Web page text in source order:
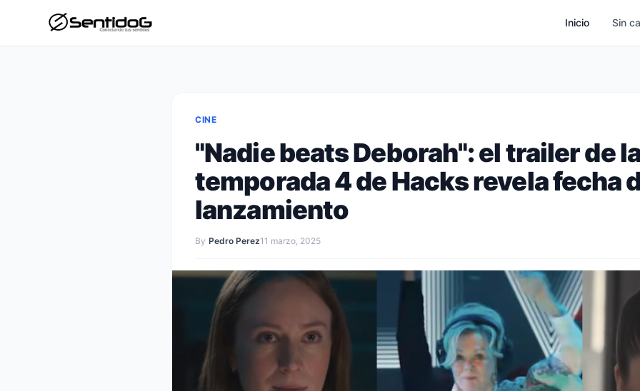
Inicio Sin
CINE
"Nadie beats Deborah": el trailer de
temporada 4 de Hacks revela fecha
lanzamiento
By Pedro Perez11 marzo, 2025